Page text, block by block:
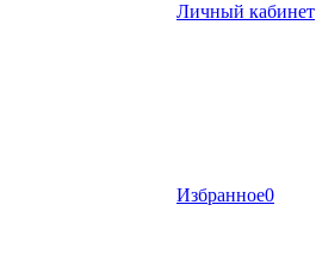
Личный кабинет
Избранное0